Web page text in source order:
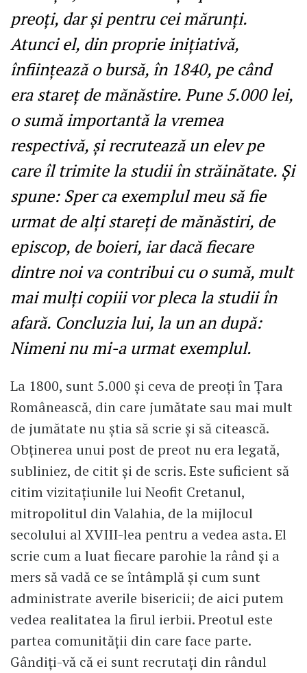
preoți, dar și pentru cei mărunți.
Atunci el, din proprie inițiativă,
înființează o bursă, în 1840, pe când
era stareț de mănăstire. Pune 5.000 lei,
o sumă importantă la vremea
respectivă, și recrutează un elev pe
care îl trimite la studii în străinătate. Și
spune: Sper ca exemplul meu să fie
urmat de alți stareți de mănăstiri, de
episcop, de boieri, iar dacă fiecare
dintre noi va contribui cu o sumă, mult
mai mulți copiii vor pleca la studii în
afară. Concluzia lui, la un an după:
Nimeni nu mi-a urmat exemplul.
La 1800, sunt 5.000 și ceva de preoți în Țara
Românească, din care jumătate sau mai mult
de jumătate nu știa să scrie și să citească.
Obținerea unui post de preot nu era legată,
subliniez, de citit și de scris. Este suficient să
citim vizitațiunile lui Neofit Cretanul,
mitropolitul din Valahia, de la mijlocul
secolului al XVIII-lea pentru a vedea asta. El
scrie cum a luat fiecare parohie la rând și a
mers să vadă ce se întâmplă și cum sunt
administrate averile bisericii; de aici putem
vedea realitatea la firul ierbii. Preotul este
partea comunității din care face parte.
Gândiți-vă că ei sunt recrutați din rândul